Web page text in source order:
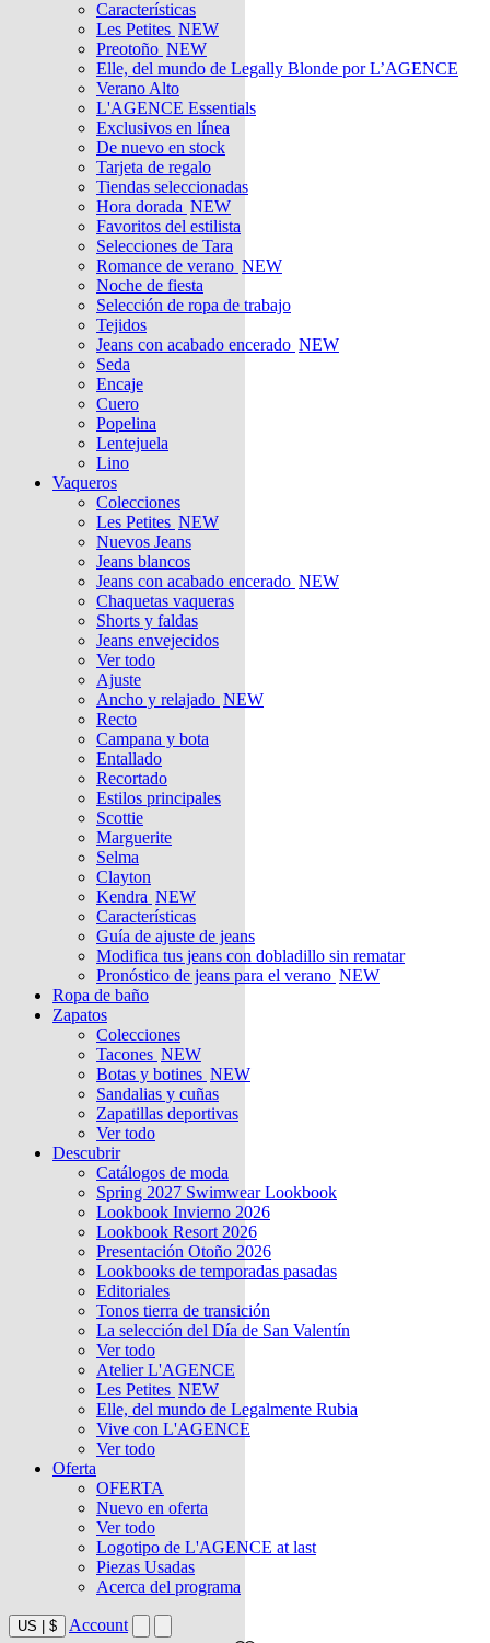
Características
Les Petites NEW
Preotoño NEW
Elle, del mundo de Legally Blonde por L’AGENCE
Verano Alto
L'AGENCE Essentials
Exclusivos en línea
De nuevo en stock
Tarjeta de regalo
Tiendas seleccionadas
Hora dorada NEW
Favoritos del estilista
Selecciones de Tara
Romance de verano NEW
Noche de fiesta
Selección de ropa de trabajo
Tejidos
Jeans con acabado encerado NEW
Seda
Encaje
Cuero
Popelina
Lentejuela
Lino
Vaqueros
Colecciones
Les Petites NEW
Nuevos Jeans
Jeans blancos
Jeans con acabado encerado NEW
Chaquetas vaqueras
Shorts y faldas
Jeans envejecidos
Ver todo
Ajuste
Ancho y relajado NEW
Recto
Campana y bota
Entallado
Recortado
Estilos principales
Scottie
Marguerite
Selma
Clayton
Kendra NEW
Características
Guía de ajuste de jeans
Modifica tus jeans con dobladillo sin rematar
Pronóstico de jeans para el verano NEW
Ropa de baño
Zapatos
Colecciones
Tacones NEW
Botas y botines NEW
Sandalias y cuñas
Zapatillas deportivas
Ver todo
Descubrir
Catálogos de moda
Spring 2027 Swimwear Lookbook
Lookbook Invierno 2026
Lookbook Resort 2026
Presentación Otoño 2026
Lookbooks de temporadas pasadas
Editoriales
Tonos tierra de transición
La selección del Día de San Valentín
Ver todo
Atelier L'AGENCE
Les Petites NEW
Elle, del mundo de Legalmente Rubia
Vive con L'AGENCE
Ver todo
Oferta
OFERTA
Nuevo en oferta
Ver todo
Logotipo de L'AGENCE at last
Piezas Usadas
Acerca del programa
US $ Account